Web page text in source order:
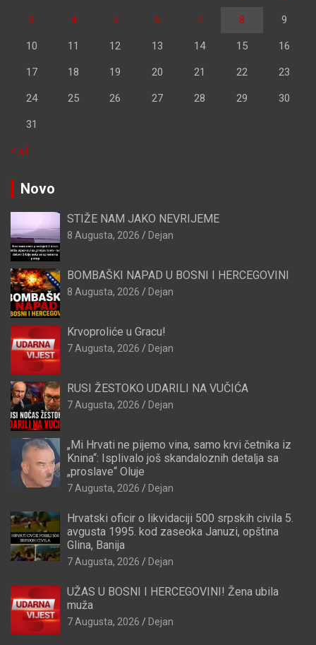
3 4 5 6 7 8 9
10 11 12 13 14 15 16
17 18 19 20 21 22 23
24 25 26 27 28 29 30
31
« jul
Novo
STIŽE NAM JAKO NEVRIJEME
8 Augusta, 2026 Dejan
BOMBAŠKI NAPAD U BOSNI I HERCEGOVINI
8 Augusta, 2026 Dejan
Krvoproliće u Gracu!
7 Augusta, 2026 Dejan
RUSI ŽESTOKO UDARILI NA VUČIĆA
7 Augusta, 2026 Dejan
„Mi Hrvati ne pijemo vina, samo krvi četnika iz
Knina“: Isplivalo još skandaloznih detalja sa
„proslave“ Oluje
7 Augusta, 2026 Dejan
Hrvatski oficir o likvidaciji 500 srpskih civila 5.
avgusta 1995. kod zaseoka Januzi, opština
Glina, Banija
7 Augusta, 2026 Dejan
UŽAS U BOSNI I HERCEGOVINI! Žena ubila
muža
7 Augusta, 2026 Dejan